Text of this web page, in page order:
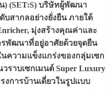
) (SET:S) บริษัทผู้พัฒนา
สากลอย่างยั่งยืน ภายใต้
มุ่งสร้างคุณค่าและ
รพัฒนาที่อยู่อาศัยด้วยจุดยืน
นความแข็งแกร่งของกลุ่มเซก
ราบเซกเมนต์ Super Luxury
งการบ้านเดี่ยวในรูปแบบ